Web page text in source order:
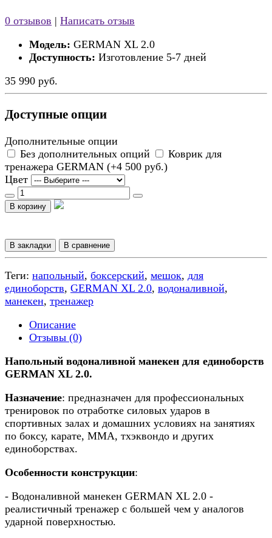
0 отзывов | Написать отзыв
Модель: GERMAN XL 2.0
Доступность: Изготовление 5-7 дней
35 990 руб.
Доступные опции
Дополнительные опции
Без дополнительных опций
Коврик для
тренажера GERMAN (+4 500 руб.)
Цвет
В корзину
В закладки В сравнение
Теги: напольный, боксерский, мешок, для
единоборств, GERMAN XL 2.0, водоналивной,
манекен, тренажер
Описание
Отзывы (0)
Напольный водоналивной манекен для единоборств
GERMAN XL 2.0.
Назначение: предназначен для профессиональных
тренировок по отработке силовых ударов в
спортивных залах и домашних условиях на занятиях
по боксу, карате, ММА, тхэквондо и других
единоборствах.
Особенности конструкции:
- Водоналивной манекен GERMAN XL 2.0 -
реалистичный тренажер с большей чем у аналогов
ударной поверхностью.